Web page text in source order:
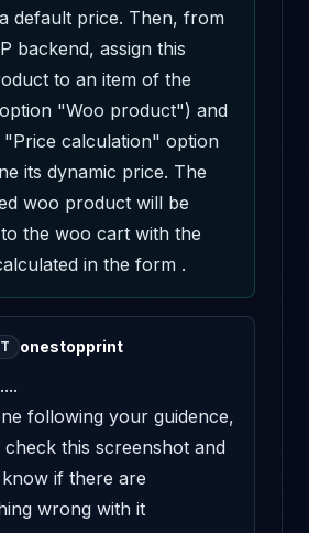
default price. Then, from
backend, assign this
to an item of the
"Woo product") and
"Price calculation" option
its dynamic price. The
woo product will be
the woo cart with the
in the form .
onestopprint
following your guidence,
check this screenshot and
if there are
wrong with it